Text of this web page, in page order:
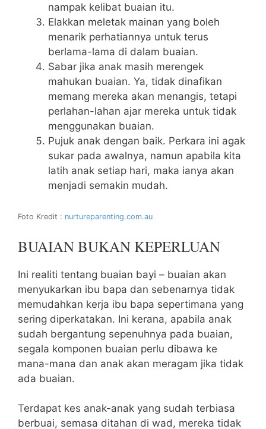
nampak kelibat buaian itu.
Elakkan meletak mainan yang boleh
menarik perhatiannya untuk terus
berlama-lama di dalam buaian.
Sabar jika anak masih merengek
mahukan buaian. Ya, tidak dinafikan
memang mereka akan menangis, tetapi
perlahan-lahan ajar mereka untuk tidak
menggunakan buaian.
Pujuk anak dengan baik. Perkara ini agak
sukar pada awalnya, namun apabila kita
latih anak setiap hari, maka ianya akan
menjadi semakin mudah.
Foto Kredit : nurtureparenting.com.au
BUAIAN BUKAN KEPERLUAN
Ini realiti tentang buaian bayi – buaian akan
menyukarkan ibu bapa dan sebenarnya tidak
memudahkan kerja ibu bapa sepertimana yang
sering diperkatakan. Ini kerana, apabila anak
sudah bergantung sepenuhnya pada buaian,
segala komponen buaian perlu dibawa ke
mana-mana dan anak akan meragam jika tidak
ada buaian.
Terdapat kes anak-anak yang sudah terbiasa
berbuai, semasa ditahan di wad, mereka tidak